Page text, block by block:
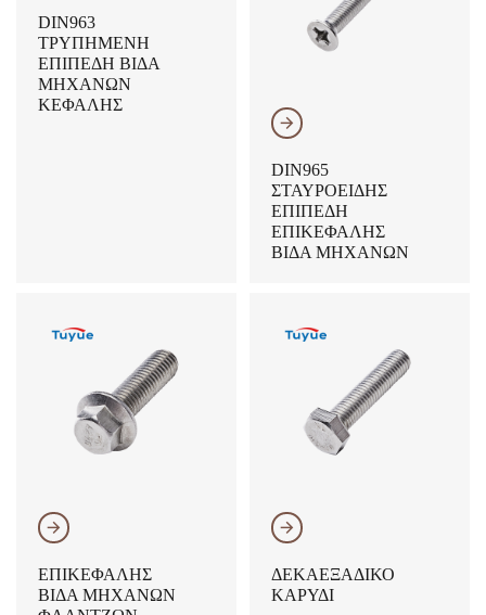
DIN963
ΤΡΥΠΗΜΈΝΗ
ΕΠΊΠΕΔΗ ΒΊΔΑ
ΜΗΧΑΝΏΝ
ΚΕΦΑΛΉΣ
𐃔
DIN965
ΣΤΑΥΡΟΕΙΔΉΣ
ΕΠΊΠΕΔΗ
ΕΠΙΚΕΦΑΛΉΣ
ΒΊΔΑ ΜΗΧΑΝΏΝ
𐃔
ΕΠΙΚΕΦΑΛΉΣ
ΒΊΔΑ ΜΗΧΑΝΏΝ
𐃔
ΔΕΚΑΕΞΑΔΙΚΌ
ΚΑΡΎΔΙ